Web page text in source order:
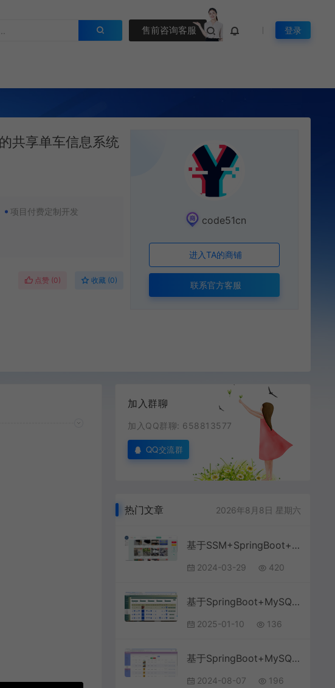
售前咨询客服 登录
共享单车信息系统
项目付费定制开发
点赞 (0) 收藏 (0)
code51cn
进入TA的商铺
联系官方客服
加入群聊
加入QQ群聊: 658813577
QQ交流群
热门文章 2026年8月8日 星期六
基于SSM+SpringBoot+MySQL的高校二手交易系统(附论文)
2024-03-29 420
基于SpringBoot+MySQL+Vue.js的智慧物流小程序(附论文)
2025-01-10 136
基于SpringBoot+MySQL+Vue.js的在线英语阅读分级(附论文)
2024-08-07 196